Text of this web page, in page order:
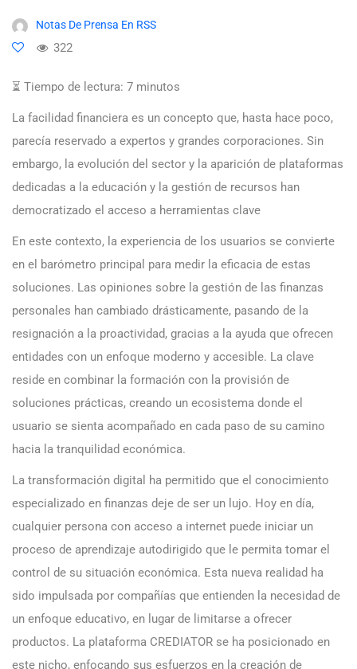
Notas De Prensa En RSS
322
⏳ Tiempo de lectura: 7 minutos
La facilidad financiera es un concepto que, hasta hace poco,
parecía reservado a expertos y grandes corporaciones. Sin
embargo, la evolución del sector y la aparición de plataformas
dedicadas a la educación y la gestión de recursos han
democratizado el acceso a herramientas clave
En este contexto, la experiencia de los usuarios se convierte
en el barómetro principal para medir la eficacia de estas
soluciones. Las opiniones sobre la gestión de las finanzas
personales han cambiado drásticamente, pasando de la
resignación a la proactividad, gracias a la ayuda que ofrecen
entidades con un enfoque moderno y accesible. La clave
reside en combinar la formación con la provisión de
soluciones prácticas, creando un ecosistema donde el
usuario se sienta acompañado en cada paso de su camino
hacia la tranquilidad económica.
La transformación digital ha permitido que el conocimiento
especializado en finanzas deje de ser un lujo. Hoy en día,
cualquier persona con acceso a internet puede iniciar un
proceso de aprendizaje autodirigido que le permita tomar el
control de su situación económica. Esta nueva realidad ha
sido impulsada por compañías que entienden la necesidad de
un enfoque educativo, en lugar de limitarse a ofrecer
productos. La plataforma CREDIATOR se ha posicionado en
este nicho, enfocando sus esfuerzos en la creación de